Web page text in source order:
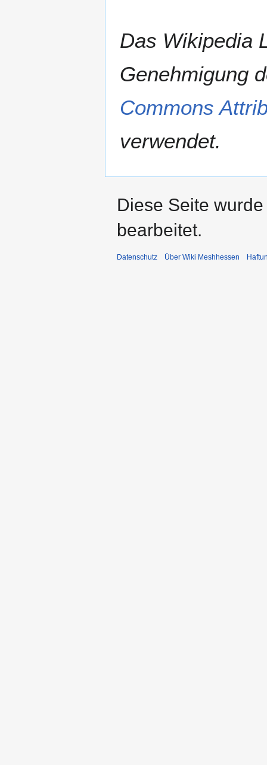
Das Wikipedia
Genehmigung
Commons
verwendet.
Diese Seite
bearbeitet.
Datenschutz Über Wiki Meshhessen